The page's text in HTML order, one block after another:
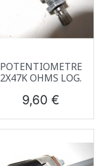
POTENTIOMETRE
2X47K OHMS LOG.
Prix
9,60 €